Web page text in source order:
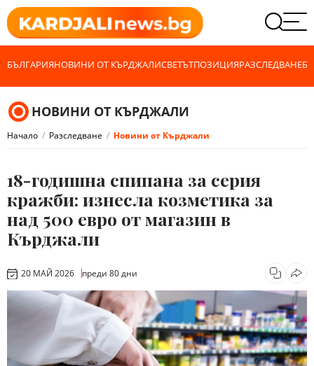
БЪЛГАРИЯНОВИНИ ОТ КЪРДЖАЛИСВЕТЪТПОЗИЦИЯРАЗСЛЕДВАНЕ
НОВИНИ ОТ КЪРДЖАЛИ
Начало Разследване Новини от Кърджали
18-годишна спипана за серия
кражби: изнесла козметика за
над 500 евро от магазин в
Кърджали
20 МАЙ 2026 преди 80 дни